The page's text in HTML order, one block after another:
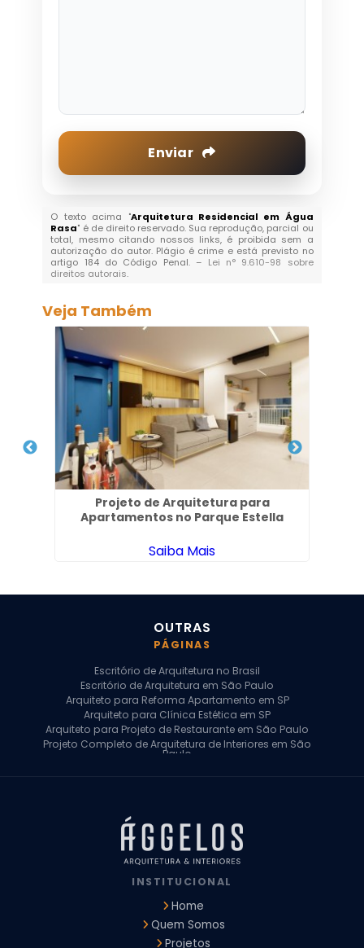
Enviar
O texto acima "Arquitetura Residencial em Água
Rasa" é de direito reservado. Sua reprodução, parcial ou
total, mesmo citando nossos links, é proibida sem a
autorização do autor. Plágio é crime e está previsto no
artigo 184 do Código Penal. – Lei n° 9.610-98 sobre
direitos autorais.
Veja Também
Projeto de Arquitetura para
Apartamentos no Parque Estella
Saiba Mais
OUTRAS
PÁGINAS
Escritório de Arquitetura no Brasil
Escritório de Arquitetura em São Paulo
Arquiteto para Reforma Apartamento em SP
Arquiteto para Clínica Estética em SP
Arquiteto para Projeto de Restaurante em São Paulo
Projeto Completo de Arquitetura de Interiores em São
Paulo
Arquiteto para Projeto Comercial em São Paulo
Arquiteto Comercial
Arquiteto para Reforma de Apartamento
Arquiteto para Reforma Residencial
Arquitetura para Reforma de Casas
Design de Interiores Apartamentos
Design de Interiores Residencial
Empresa de Arquitetura e Design
INSTITUCIONAL
Home
Quem Somos
Projetos